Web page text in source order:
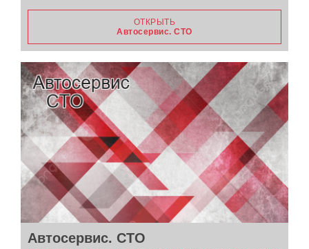
ОТКРЫТЬ
Автосервис. СТО
Автосервис. СТО